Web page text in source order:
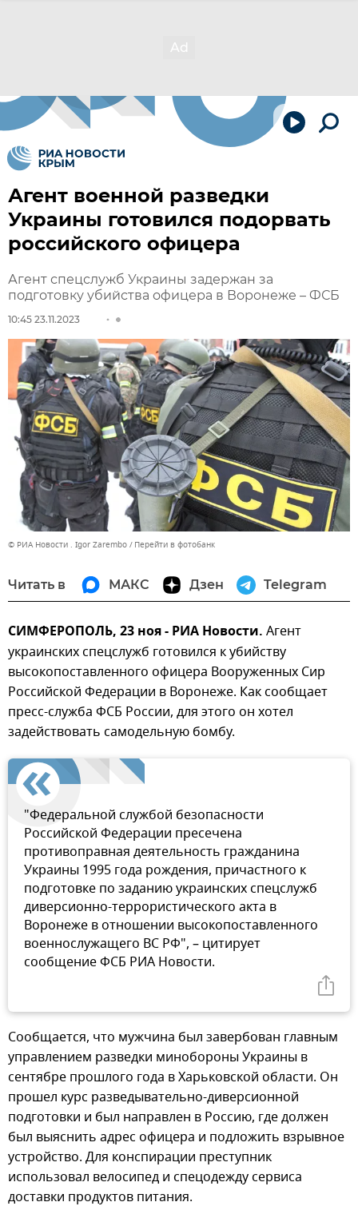
Агент военной разведки
Украины готовился подорвать
российского офицера
Агент спецслужб Украины задержан за
подготовку убийства офицера в Воронеже – ФСБ
10:45 23.11.2023
© РИА Новости . Igor Zarembo Перейти в фотобанк
Читать в МАКС Дзен Telegram
СИМФЕРОПОЛЬ, 23 ноя - РИА Новости. Агент
украинских спецслужб готовился к убийству
высокопоставленного офицера Вооруженных Сир
Российской Федерации в Воронеже. Как сообщает
пресс-служба ФСБ России, для этого он хотел
задействовать самодельную бомбу.
"Федеральной службой безопасности
Российской Федерации пресечена
противоправная деятельность гражданина
Украины 1995 года рождения, причастного к
подготовке по заданию украинских спецслужб
диверсионно-террористического акта в
Воронеже в отношении высокопоставленного
военнослужащего ВС РФ", – цитирует
сообщение ФСБ РИА Новости.
Сообщается, что мужчина был завербован главным
управлением разведки минобороны Украины в
сентябре прошлого года в Харьковской области. Он
прошел курс разведывательно-диверсионной
подготовки и был направлен в Россию, где должен
был выяснить адрес офицера и подложить взрывное
устройство. Для конспирации преступник
использовал велосипед и спецодежду сервиса
доставки продуктов питания.